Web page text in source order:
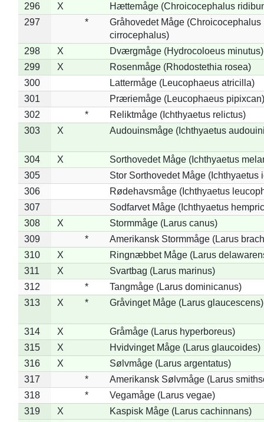
296
X
Hættemåge (Chroicocephalus
297
*
Gråhovedet Måge (Chroicocephalus
cirrocephalus)
298
X
Dværgmåge (Hydrocoloeus minutus)
299
X
Rosenmåge (Rhodostethia rosea)
300
Lattermåge (Leucophaeus atricilla)
301
Præriemåge (Leucophaeus pipixcan)
302
*
Reliktmåge (Ichthyaetus relictus)
303
X Audouinsmåge (Ichthyaetus
304 X
Sorthovedet Måge (Ichthyaetus
305
Stor Sorthovedet Måge (Ichthyaetus
306
Rødehavsmåge (Ichthyaetus
307
Sodfarvet Måge (Ichthyaetus
308
X
Stormmåge (Larus canus)
309
*
Amerikansk Stormmåge (Larus
310
X
Ringnæbbet Måge (Larus
311
X
Svartbag (Larus marinus)
312
*
Tangmåge (Larus dominicanus)
313
X * Gråvinget Måge (Larus glaucescens)
314 X
Gråmåge (Larus hyperboreus)
315
X
Hvidvinget Måge (Larus glaucoides)
316
X
Sølvmåge (Larus argentatus)
317
*
Amerikansk Sølvmåge (Larus
318
*
Vegamåge (Larus vegae)
319
X
Kaspisk Måge (Larus cachinnans)